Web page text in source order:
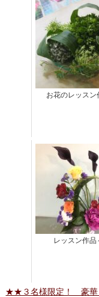
お花のレッスン
レッスン作品
★★３名様限定！ 豪華